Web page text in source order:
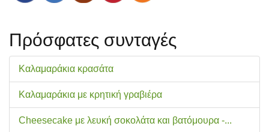
Πρόσφατες συνταγές
Καλαμαράκια κρασάτα
Καλαμαράκια με κρητική γραβιέρα
Cheesecake με λευκή σοκολάτα και βατόμουρα -...